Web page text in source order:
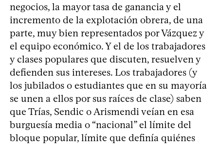
negocios, la mayor tasa de ganancia y el
incremento de la explotación obrera, de una
parte, muy bien representados por Vázquez y
el equipo económico. Y el de los trabajadores
y clases populares que discuten, resuelven y
defienden sus intereses. Los trabajadores (y
los jubilados o estudiantes que en su mayoría
se unen a ellos por sus raíces de clase) saben
que Trías, Sendic o Arismendi veían en esa
burguesía media o “nacional” el límite del
bloque popular, límite que definía quiénes